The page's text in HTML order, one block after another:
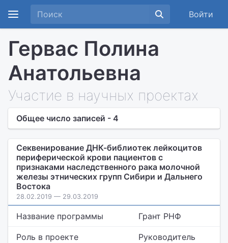
Войти
Гервас Полина
Анатольевна
Участие в научных проектах
Общее число записей - 4
Секвенирование ДНК-библиотек лейкоцитов
периферической крови пациентов с
признаками наследственного рака молочной
железы этнических групп Сибири и Дальнего
Востока
28.02.2019 — 29.03.2019
Название программы Грант РНФ
Роль в проекте Руководитель